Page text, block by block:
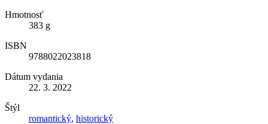
Hmotnosť
383 g
ISBN
9788022023818
Dátum vydania
22. 3. 2022
Štýl
romantický, historický